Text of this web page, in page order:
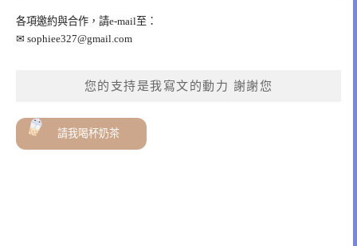
各項邀約與合作，請e-mail至：
✉ sophiee327@gmail.com
您的支持是我寫文的動力 謝謝您
請我喝杯奶茶